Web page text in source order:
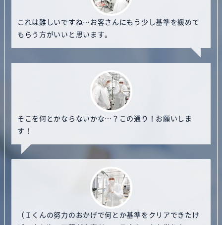
これは難しいですね…お客さんにもう少し基準を緩めて
もらう方がいいと思います。
そこを何とかならないかな…？この通り！お願いしま
す！
（Ｉくんの努力のおかげで何とか基準をクリアできたけ